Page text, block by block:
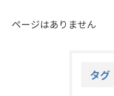
ページはありません
タグ